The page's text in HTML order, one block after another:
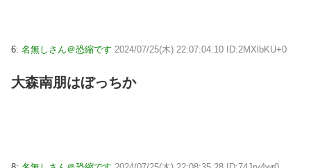
6: 名無しさん＠恐縮です 2024/07/25(木) 22:07:04.10 ID:2MXlbKU+0
大森南朋はぼっちか